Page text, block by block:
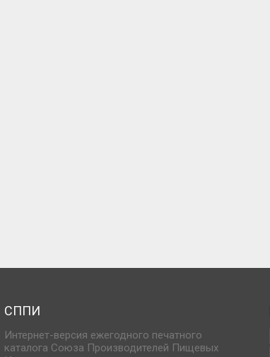
СППИ
Интернет-версия ежегодного печатного
каталога Союза Производителей Пищевых